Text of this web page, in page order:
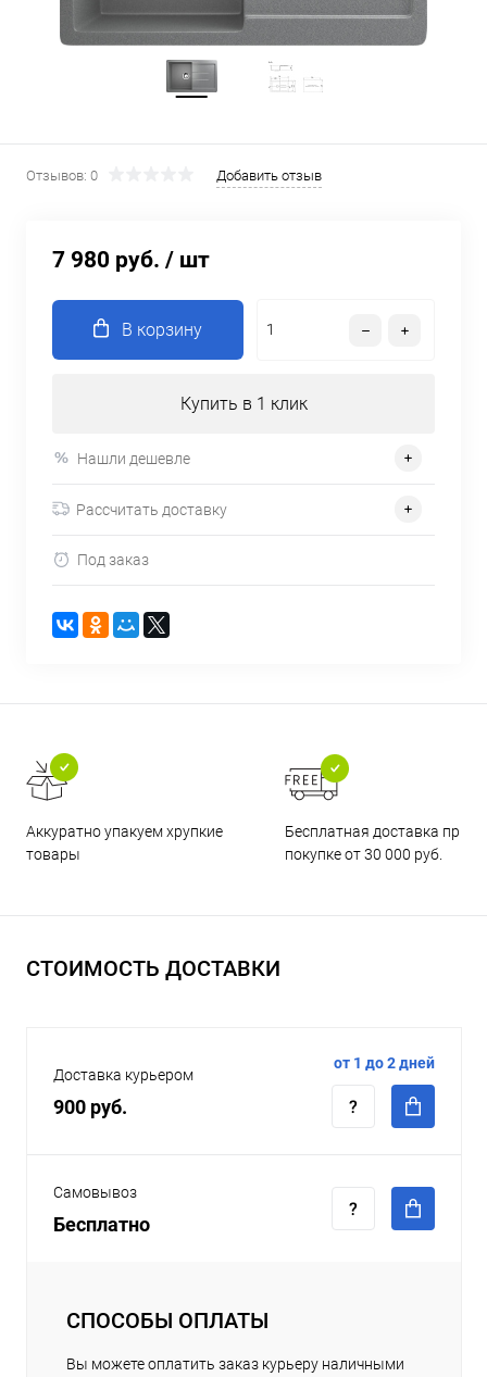
Отзывов: 0 Добавить отзыв
7 980 руб. / шт
В корзину
Купить в 1 клик
Нашли дешевле
Рассчитать доставку
Под заказ
Аккуратно упакуем хрупкие
товары
Бесплатная доставка при
покупке от 30 000 руб.
СТОИМОСТЬ ДОСТАВКИ
Доставка курьером
900 руб.
от 1 до 2 дней
Самовывоз
Бесплатно
СПОСОБЫ ОПЛАТЫ
Вы можете оплатить заказ курьеру наличными